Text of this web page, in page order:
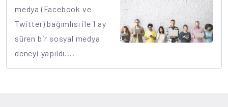
medya (Facebook ve
Twitter) bağımlısı ile 1 ay
süren bir sosyal medya
deneyi yapıldı....